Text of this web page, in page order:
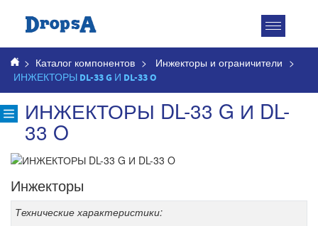
Toggle
> Каталог компонентов > Инжекторы и ограничители >
ИНЖЕКТОРЫ DL-33 G И DL-33 O
ИНЖЕКТОРЫ DL-33 G И DL-
33 O
Инжекторы
Технические характеристики: